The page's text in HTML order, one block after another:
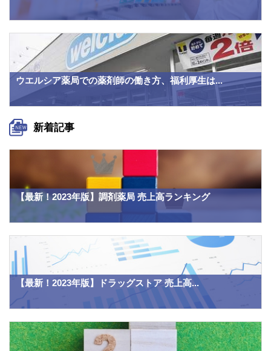
ウエルシア薬局での薬剤師の働き方、福利厚生は...
新着記事
【最新！2023年版】調剤薬局 売上高ランキング
【最新！2023年版】ドラッグストア 売上高...